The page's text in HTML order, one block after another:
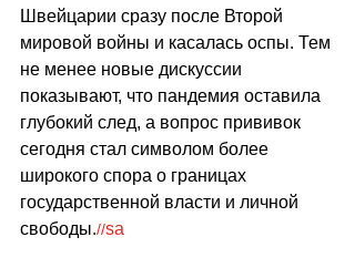
Швейцарии сразу после Второй
мировой войны и касалась оспы. Тем
не менее новые дискуссии
показывают, что пандемия оставила
глубокий след, а вопрос прививок
сегодня стал символом более
широкого спора о границах
государственной власти и личной
свободы.//sa